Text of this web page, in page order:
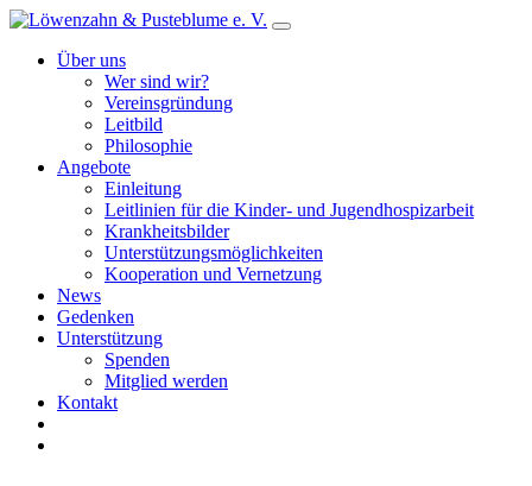
Über uns
Wer sind wir?
Vereinsgründung
Leitbild
Philosophie
Angebote
Einleitung
Leitlinien für die Kinder- und Jugendhospizarbeit
Krankheitsbilder
Unterstützungsmöglichkeiten
Kooperation und Vernetzung
News
Gedenken
Unterstützung
Spenden
Mitglied werden
Kontakt